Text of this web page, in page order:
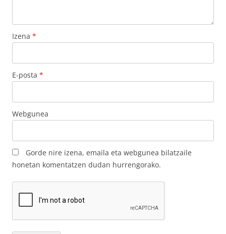
Izena *
E-posta *
Webgunea
Gorde nire izena, emaila eta webgunea bilatzaile
honetan komentatzen dudan hurrengorako.